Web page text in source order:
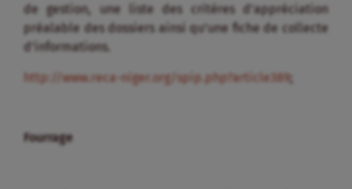
de gestion, une liste des critères d’appréciation
préalable des dossiers ainsi qu’une fiche de collecte
d’informations.
http://www.reca-niger.org/spip.php?article389;
Fourrage